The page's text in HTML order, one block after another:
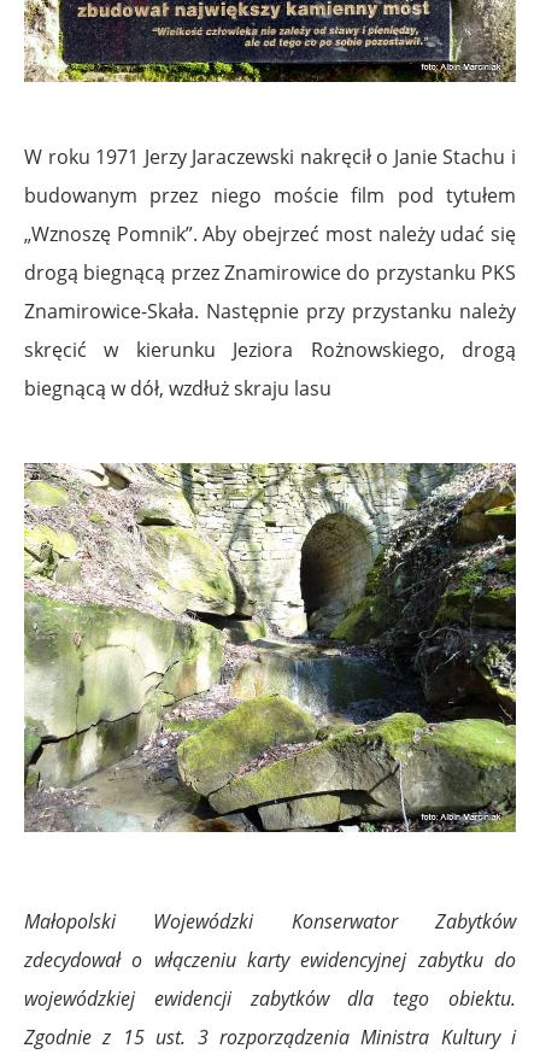
W roku 1971 Jerzy Jaraczewski nakręcił o Janie Stachu i
budowanym przez niego moście film pod tytułem
„Wznoszę Pomnik”. Aby obejrzeć most należy udać się
drogą biegnącą przez Znamirowice do przystanku PKS
Znamirowice-Skała. Następnie przy przystanku należy
skręcić w kierunku Jeziora Rożnowskiego, drogą
biegnącą w dół, wzdłuż skraju lasu
Małopolski Wojewódzki Konserwator Zabytków
zdecydował o włączeniu karty ewidencyjnej zabytku do
wojewódzkiej ewidencji zabytków dla tego obiektu.
Zgodnie z 15 ust. 3 rozporządzenia Ministra Kultury i